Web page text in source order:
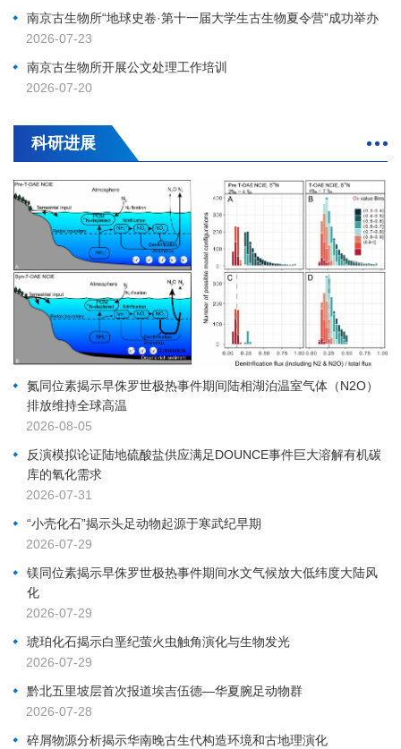
南京古生物所“地球史卷·第十一届大学生古生物夏令营”成功举办
2026-07-23
南京古生物所开展公文处理工作培训
2026-07-20
科研进展
氮同位素揭示早侏罗世极热事件期间陆相湖泊温室气体（N2O）
排放维持全球高温
2026-08-05
反演模拟论证陆地硫酸盐供应满足DOUNCE事件巨大溶解有机碳
库的氧化需求
2026-07-31
“小壳化石”揭示头足动物起源于寒武纪早期
2026-07-29
镁同位素揭示早侏罗世极热事件期间水文气候放大低纬度大陆风
化
2026-07-29
琥珀化石揭示白垩纪萤火虫触角演化与生物发光
2026-07-29
黔北五里坡层首次报道埃吉伍德—华夏腕足动物群
2026-07-28
碎屑物源分析揭示华南晚古生代构造环境和古地理演化